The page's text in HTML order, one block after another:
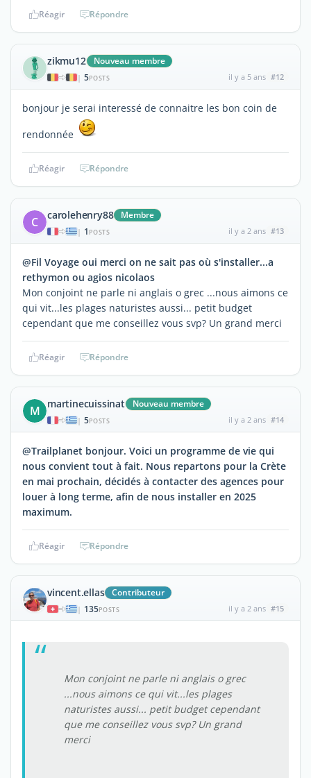
Réagir Répondre
zikmu12 Nouveau membre
| 5POSTS il y a 5 ans #12
bonjour je serai interessé de connaitre les bon coin de
rendonnée
Réagir Répondre
C carolehenry88 Membre
| 1 POSTS il y a 2 ans #13
@Fil Voyage oui merci on ne sait pas où s'installer...a
rethymon ou agios nicolaos
Mon conjoint ne parle ni anglais o grec ...nous aimons ce
qui vit...les plages naturistes aussi... petit budget
cependant que me conseillez vous svp? Un grand merci
Réagir Répondre
M martinecuissinat Nouveau membre
| 5POSTS il y a 2 ans #14
@Trailplanet bonjour. Voici un programme de vie qui
nous convient tout à fait. Nous repartons pour la Crète
en mai prochain, décidés à contacter des agences pour
louer à long terme, afin de nous installer en 2025
maximum.
Réagir Répondre
vincent.ellas Contributeur
| 135POSTS il y a 2 ans #15
Mon conjoint ne parle ni anglais o grec
...nous aimons ce qui vit...les plages
naturistes aussi... petit budget cependant
que me conseillez vous svp? Un grand
merci